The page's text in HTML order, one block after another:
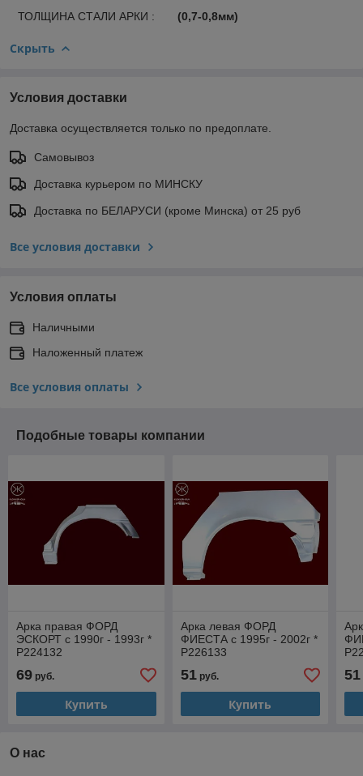
ТОЛЩИНА СТАЛИ АРКИ :
(0,7-0,8мм)
Скрыть
Условия доставки
Доставка осуществляется только по предоплате.
Самовывоз
Доставка курьером по МИНСКУ
Доставка по БЕЛАРУСИ (кроме Минска) от 25 руб
Все условия доставки
Условия оплаты
Наличными
Наложенный платеж
Все условия оплаты
Подобные товары компании
Арка правая ФОРД
ЭСКОРТ с 1990г - 1993г *
P224132
69 руб.
Купить
Арка левая ФОРД
ФИЕСТА с 1995г - 2002г *
P226133
51руб.
Купить
51
О нас